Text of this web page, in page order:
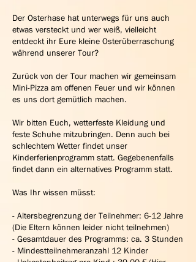
Der Osterhase hat unterwegs für uns auch
etwas versteckt und wer weiß, vielleicht
entdeckt ihr Eure kleine Osterüberraschung
während unserer Tour?
Zurück von der Tour machen wir gemeinsam
Mini-Pizza am offenen Feuer und wir können
es uns dort gemütlich machen.
Wir bitten Euch, wetterfeste Kleidung und
feste Schuhe mitzubringen. Denn auch bei
schlechtem Wetter findet unser
Kinderferienprogramm statt. Gegebenenfalls
findet dann ein alternatives Programm statt.
Was Ihr wissen müsst:
- Altersbegrenzung der Teilnehmer: 6-12 Jahre
(Die Eltern können leider nicht teilnehmen)
- Gesamtdauer des Programms: ca. 3 Stunden
- Mindestteilnehmeranzahl 12 Kinder